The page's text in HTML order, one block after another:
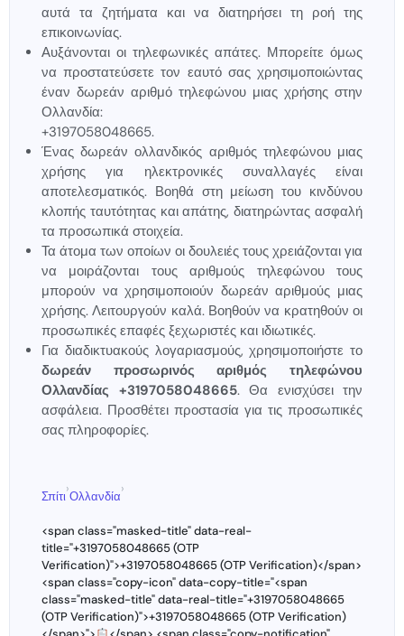
αυτά τα ζητήματα και να διατηρήσει τη ροή της
επικοινωνίας.
Αυξάνονται οι τηλεφωνικές απάτες. Μπορείτε όμως
να προστατεύσετε τον εαυτό σας χρησιμοποιώντας
έναν δωρεάν αριθμό τηλεφώνου μιας χρήσης στην
Ολλανδία:
+3197058048665.
Ένας δωρεάν ολλανδικός αριθμός τηλεφώνου μιας
χρήσης για ηλεκτρονικές συναλλαγές είναι
αποτελεσματικός. Βοηθά στη μείωση του κινδύνου
κλοπής ταυτότητας και απάτης, διατηρώντας ασφαλή
τα προσωπικά στοιχεία.
Τα άτομα των οποίων οι δουλειές τους χρειάζονται για
να μοιράζονται τους αριθμούς τηλεφώνου τους
μπορούν να χρησιμοποιούν δωρεάν αριθμούς μιας
χρήσης. Λειτουργούν καλά. Βοηθούν να κρατηθούν οι
προσωπικές επαφές ξεχωριστές και ιδιωτικές.
Για διαδικτυακούς λογαριασμούς, χρησιμοποιήστε το
δωρεάν προσωρινός αριθμός τηλεφώνου
Ολλανδίας +3197058048665. Θα ενισχύσει την
ασφάλεια. Προσθέτει προστασία για τις προσωπικές
σας πληροφορίες.
Σπίτι
›
Ολλανδία
›
<span class="masked-title" data-real-
title="+3197058048665 (OTP
Verification)">+3197058048665 (OTP Verification)</span>
<span class="copy-icon" data-copy-title="<span
class="masked-title" data-real-title="+3197058048665
(OTP Verification)">+3197058048665 (OTP Verification)